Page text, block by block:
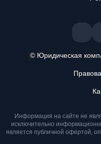
© Юридическая
Информация на сайте не
исключительно
является публичной офертой,
Мы используем файлы
Положения об
программами.